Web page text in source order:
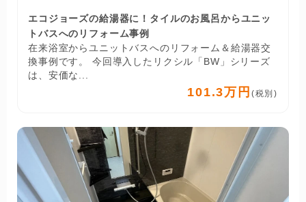
エコジョーズの給湯器に！タイルのお風呂からユニッ
トバスへのリフォーム事例
在来浴室からユニットバスへのリフォーム＆給湯器交
換事例です。 今回導入したリクシル「BW」シリーズ
は、安価な...
101.3万円 (税別)